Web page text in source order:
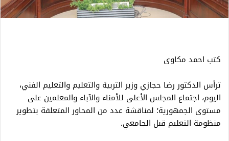
كتب احمد مكاوى
ترأس الدكتور رضا حجازي وزير التربية والتعليم والتعليم الفني،
اليوم، اجتماع المجلس الأعلى للأمناء والآباء والمعلمين على
مستوى الجمهورية؛ لمناقشة عدد من المحاور المتعلقة بتطوير
منظومة التعليم قبل الجامعي.